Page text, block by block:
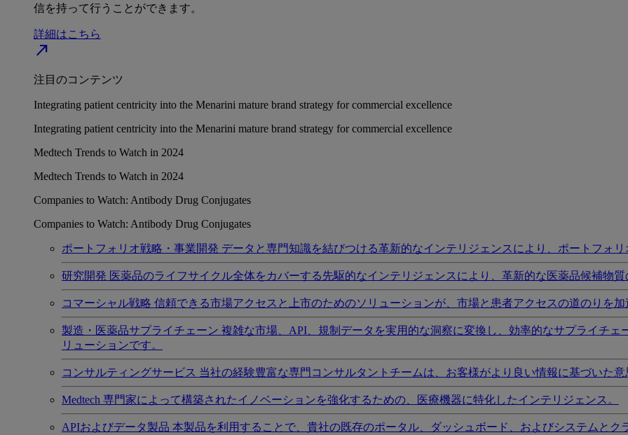
信を持って行うことができます。
詳細はこちら
north_east
注目のコンテンツ
Integrating patient centricity into the Menarini mature brand strategy for commercial excellence
Integrating patient centricity into the Menarini mature brand strategy for commercial excellence
Medtech Trends to Watch in 2024
Medtech Trends to Watch in 2024
Companies to Watch: Antibody Drug Conjugates
Companies to Watch: Antibody Drug Conjugates
ポートフォリオ戦略・事業開発 データと専門知識を結びつける革新的なインテリジェンスにより、ポートフォリ
研究開発 医薬品のライフサイクル全体をカバーする先駆的なインテリジェンスにより、革新的な医薬品候補物
コマーシャル戦略 信頼できる市場アクセスと上市のためのソリューションが、市場と患者アクセスの道のりを加
製造・医薬品サプライチェーン 複雑な市場、API、規制データを実用的な洞察に変換し、効率的なサプライチ
リューションです。
コンサルティングサービス 当社の経験豊富な専門コンサルタントチームは、お客様がより良い情報に基づいた意
Medtech 専門家によって構築されたイノベーションを強化するための、医療機器に特化したインテリジェンス。
APIおよびデータ製品 本製品を利用することで、貴社の既存のポータル、ダッシュボード、およびシステムと